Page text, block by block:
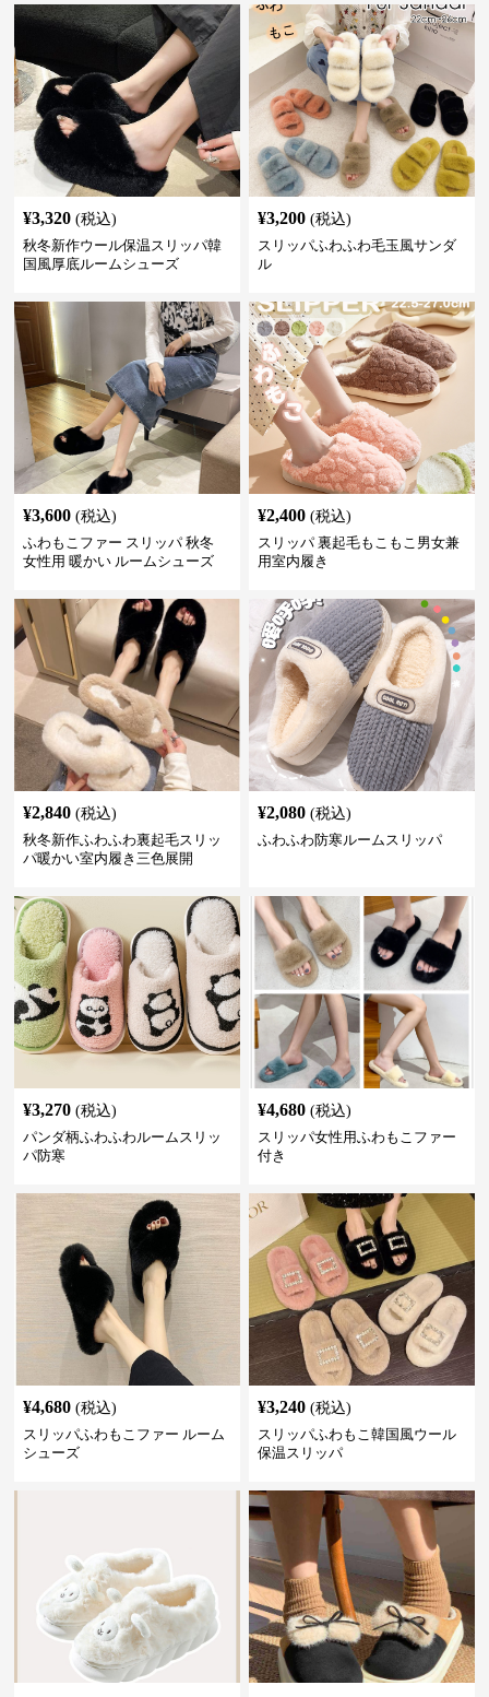
¥3,320 (税込)
秋冬新作ウール保温スリッパ韓
国風厚底ルームシューズ
¥3,200 (税込)
スリッパふわふわ毛玉風サンダ
ル
¥3,600 (税込)
ふわもこファー スリッパ 秋冬
女性用 暖かい ルームシューズ
¥2,400 (税込)
スリッパ 裏起毛もこもこ男女兼
用室内履き
¥2,840 (税込)
秋冬新作ふわふわ裏起毛スリッ
パ暖かい室内履き三色展開
¥2,080 (税込)
ふわふわ防寒ルームスリッパ
¥3,270 (税込)
パンダ柄ふわふわルームスリッ
パ防寒
¥4,680 (税込)
スリッパ女性用ふわもこファー
付き
¥4,680 (税込)
スリッパふわもこファー ルーム
シューズ
¥3,240 (税込)
スリッパふわもこ韓国風ウール
保温スリッパ